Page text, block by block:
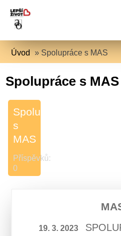
Úvod » Spolupráce s MAS
Spolupráce s MAS
Spolupráce
s
MAS
Příspěvků:
0
19. 3. 2023